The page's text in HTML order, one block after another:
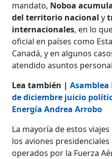
mandato, Noboa
del territorio nacionaly
internacionales, en lo
oficial en países como
Canadá, y en algunos
atendido asuntos
Lea también |
de diciembre juicio
Energía Andrea Arrobo
La mayoría de estos
los aviones presidenciales
operados por la Fuerza